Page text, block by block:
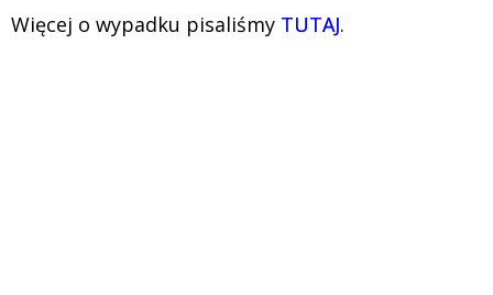
Więcej o wypadku pisaliśmy TUTAJ.